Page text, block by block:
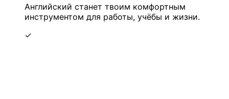
Английский станет твоим комфортным
инструментом для работы, учёбы и жизни.
✓